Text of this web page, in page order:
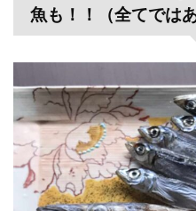
魚も！！（全てでは